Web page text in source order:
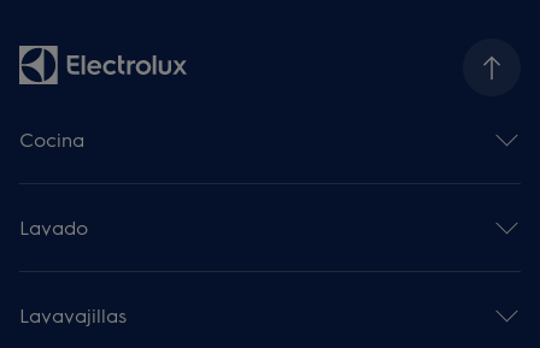
Cocina
Placa de inducción
Campana decorativa
Microondas
Accesorios de cocina
Lavado
Secadoras
Lavadoras secadoras
Lavavajillas